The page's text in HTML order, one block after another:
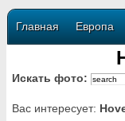
Главная Европа
Искать фото:
Вас интересует: